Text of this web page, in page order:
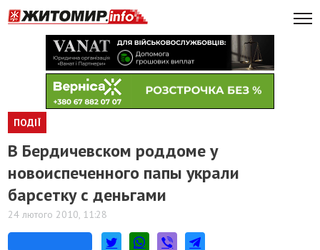
ПОДІЇ
В Бердичевском роддоме у
новоиспеченного папы украли
барсетку с деньгами
24 лютого 2010, 11:28